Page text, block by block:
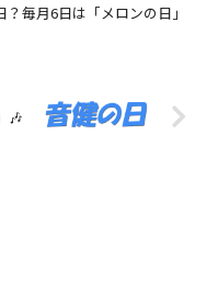
毎月6日は「メロンの日」
🎶